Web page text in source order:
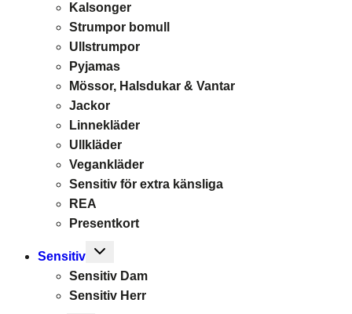
Kalsonger
Strumpor bomull
Ullstrumpor
Pyjamas
Mössor, Halsdukar & Vantar
Jackor
Linnekläder
Ullkläder
Vegankläder
Sensitiv för extra känsliga
REA
Presentkort
Sensitiv
Toggle
menu
Sensitiv Dam
Sensitiv Herr